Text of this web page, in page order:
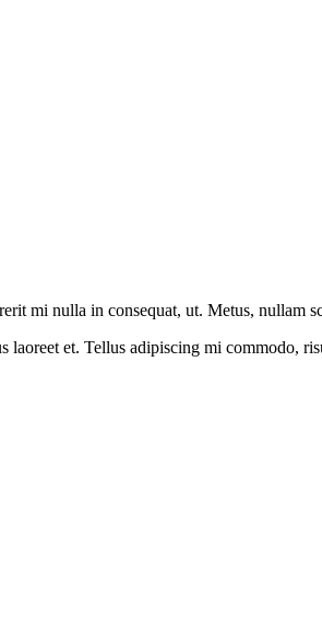
mi nulla in consequat, ut. Metus, nullam
et. Tellus adipiscing mi commodo,